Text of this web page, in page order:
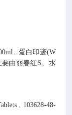
. 蛋白印迹(W
要由丽春红S、水
. 103628-48-